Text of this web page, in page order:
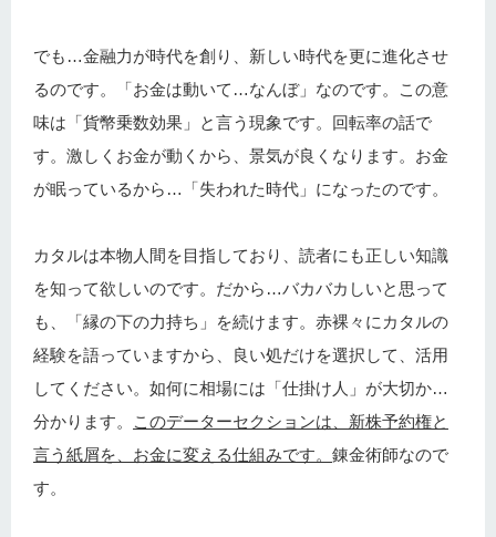
でも…金融力が時代を創り、新しい時代を更に進化させ
るのです。「お金は動いて…なんぼ」なのです。この意
味は「貨幣乗数効果」と言う現象です。回転率の話で
す。激しくお金が動くから、景気が良くなります。お金
が眠っているから…「失われた時代」になったのです。
カタルは本物人間を目指しており、読者にも正しい知識
を知って欲しいのです。だから…バカバカしいと思って
も、「縁の下の力持ち」を続けます。赤裸々にカタルの
経験を語っていますから、良い処だけを選択して、活用
してください。如何に相場には「仕掛け人」が大切か…
分かります。
このデーターセクションは、新株予約権と
言う紙屑を、お金に変える仕組みです。 錬金術師なので
す。